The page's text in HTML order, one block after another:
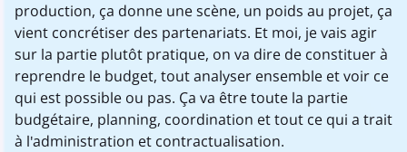
production, ça donne une scène, un poids au projet, ça
vient concrétiser des partenariats. Et moi, je vais agir
sur la partie plutôt pratique, on va dire de constituer à
reprendre le budget, tout analyser ensemble et voir ce
qui est possible ou pas. Ça va être toute la partie
budgétaire, planning, coordination et tout ce qui a trait
à l'administration et contractualisation.